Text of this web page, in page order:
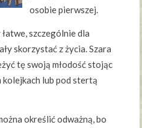
osobie pierwszej.
szczególnie dla
skorzystać z życia. Szara
tę swoją młodość stojąc
kolejkach lub pod stertą
określić odważną, bo